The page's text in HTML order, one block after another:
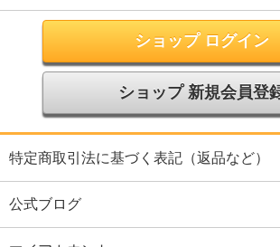
ショップ ログイン
ショップ 新規会員登
特定商取引法に基づく表記（返品など）
公式ブログ